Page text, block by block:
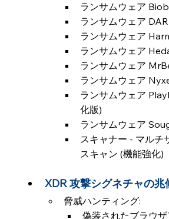
ランサムウェア
ランサムウェア
ランサムウェア
ランサムウェア
ランサムウェア
ランサムウェア
ランサムウェア
化版)
ランサムウェア
スキャナー - マルチ
スキャン (機能強化)
XDR 攻撃シグネチャの兆
脅威ハンティング:
偽装されたブラウ